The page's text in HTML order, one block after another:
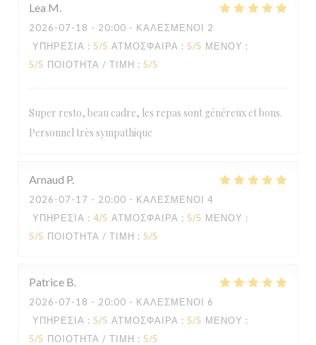
Lea M
2026-07-18 - 20:00 - ΚΑΛΕΣΜΈΝΟΙ 2
ΥΠΗΡΕΣΊΑ : 5/5 ΑΤΜΌΣΦΑΙΡΑ : 5/5 ΜΕΝΟΎ :
5/5 ΠΟΙΌΤΗΤΑ / ΤΙΜΉ : 5/5
Super resto, beau cadre, les repas sont généreux et bons.
Personnel très sympathique
Arnaud P
2026-07-17 - 20:00 - ΚΑΛΕΣΜΈΝΟΙ 4
ΥΠΗΡΕΣΊΑ : 4/5 ΑΤΜΌΣΦΑΙΡΑ : 5/5 ΜΕΝΟΎ :
5/5 ΠΟΙΌΤΗΤΑ / ΤΙΜΉ : 5/5
Patrice B
2026-07-18 - 20:00 - ΚΑΛΕΣΜΈΝΟΙ 6
ΥΠΗΡΕΣΊΑ : 5/5 ΑΤΜΌΣΦΑΙΡΑ : 5/5 ΜΕΝΟΎ :
5/5 ΠΟΙΌΤΗΤΑ / ΤΙΜΉ : 5/5